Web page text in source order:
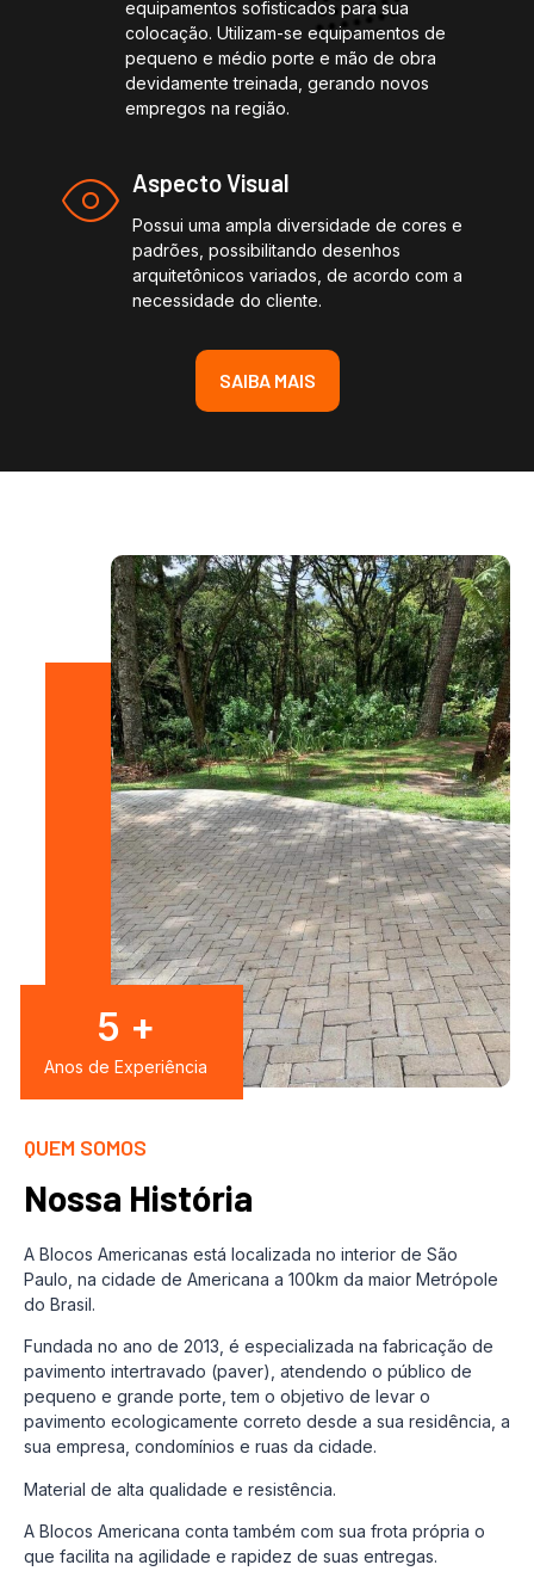
equipamentos sofisticados para sua
colocação. Utilizam-se equipamentos de
pequeno e médio porte e mão de obra
devidamente treinada, gerando novos
empregos na região.
Aspecto Visual
Possui uma ampla diversidade de cores e
padrões, possibilitando desenhos
arquitetônicos variados, de acordo com a
necessidade do cliente.
SAIBA MAIS
QUEM SOMOS
Nossa História
A Blocos Americanas está localizada no interior de São
Paulo, na cidade de Americana a 100km da maior Metrópole
do Brasil.
Fundada no ano de 2013, é especializada na fabricação de
pavimento intertravado (paver), atendendo o público de
pequeno e grande porte, tem o objetivo de levar o
pavimento ecologicamente correto desde a sua residência, a
sua empresa, condomínios e ruas da cidade.
Material de alta qualidade e resistência.
A Blocos Americana conta também com sua frota própria o
que facilita na agilidade e rapidez de suas entregas.
7 +
Anos de Experiência